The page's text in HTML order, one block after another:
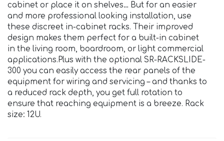
cabinet or place it on shelves… But for an easier
and more professional looking installation, use
these discreet in-cabinet racks. Their improved
design makes them perfect for a built-in cabinet
in the living room, boardroom, or light commercial
applications.Plus with the optional SR-RACKSLIDE-
300 you can easily access the rear panels of the
equipment for wiring and servicing – and thanks to
a reduced rack depth, you get full rotation to
ensure that reaching equipment is a breeze. Rack
size: 12U.